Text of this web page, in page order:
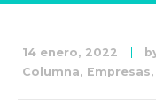
14 enero, 2022
Columna, Empresas,